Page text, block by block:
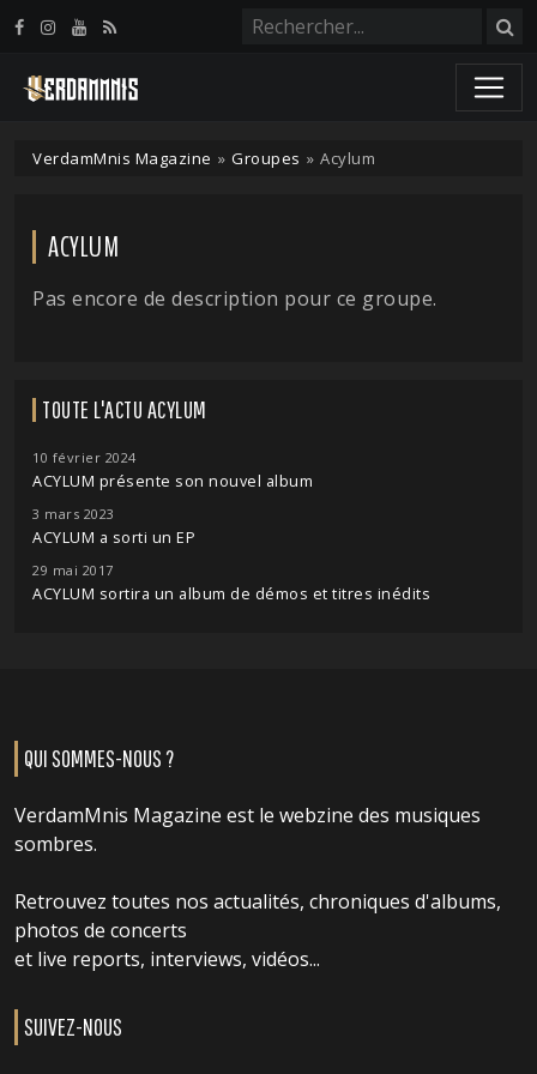
VerdamMnis Magazine » Groupes » Acylum
ACYLUM
Pas encore de description pour ce groupe.
TOUTE L'ACTU ACYLUM
10 février 2024
ACYLUM présente son nouvel album
3 mars 2023
ACYLUM a sorti un EP
29 mai 2017
ACYLUM sortira un album de démos et titres inédits
QUI SOMMES-NOUS ?
VerdamMnis Magazine est le webzine des musiques
sombres.
Retrouvez toutes nos actualités, chroniques d'albums,
photos de concerts
et live reports, interviews, vidéos...
SUIVEZ-NOUS
Panneau de gestion des cookies